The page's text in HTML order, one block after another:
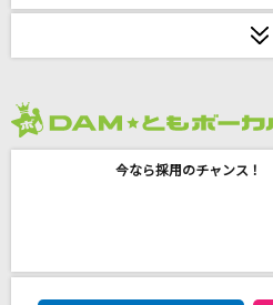
[生音]ハッピーエンドへの
マカロニえんぴつ
Forget-me-not
今なら採用のチャンス！
DAM★ともボーカルエ